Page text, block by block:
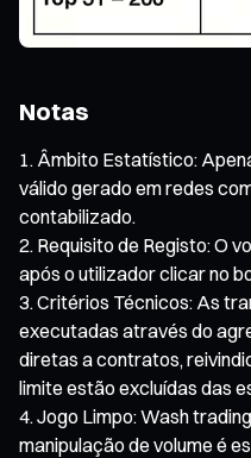
Notas
Âmbito Estatístico:
válido gerado em redes
contabilizado.
Requisito de Registo: O
após o utilizador clicar no
Critérios Técnicos: As
executadas através do
diretas a contratos,
limite estão excluídas das
Jogo Limpo: Wash
manipulação de volume é